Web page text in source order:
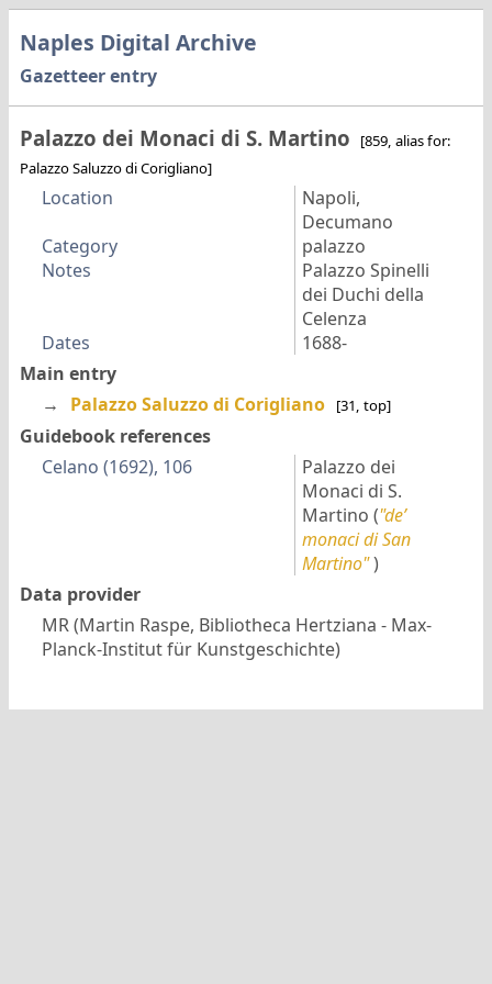
Naples Digital Archive
Gazetteer entry
Palazzo dei Monaci di S. Martino
[859, alias for:
Palazzo Saluzzo di Corigliano]
Location
Napoli,
Decumano
Category
palazzo
Notes
Palazzo Spinelli
dei Duchi della
Celenza
Dates
1688-
Main entry
→
Palazzo Saluzzo di Corigliano [31, top]
Guidebook references
Celano (1692), 106
Palazzo dei
Monaci di S.
Martino ("de’
monaci di San
Martino")
Data provider
MR (Martin Raspe, Bibliotheca Hertziana - Max-
Planck-Institut für Kunstgeschichte)